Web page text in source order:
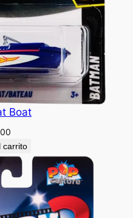
Boat
carrito